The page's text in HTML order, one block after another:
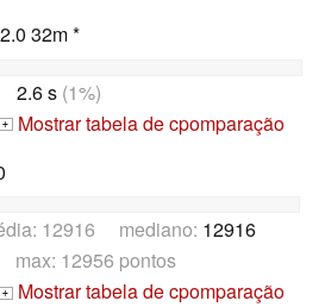
32m *
2.6 s(1%)
+ Mostrar tabela de cpomparação
12916 mediano: 12916
max: 12956 pontos
+ Mostrar tabela de cpomparação